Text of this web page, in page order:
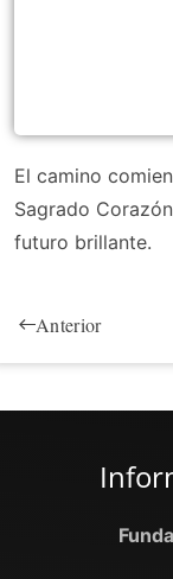
El camino
Sagrado
futuro brillante.
Anterior